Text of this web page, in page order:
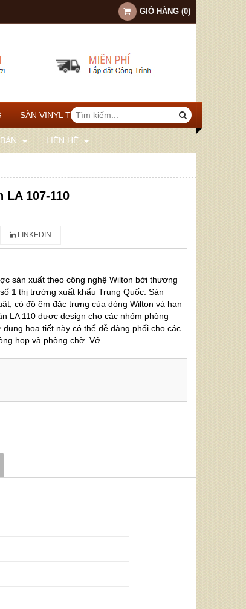
GIỎ HÀNG (0)
SÀN VINYL THỂ THAO
LIÊN HỆ
LA 107-110
LINKEDIN
sản xuất theo công nghệ Wilton bởi thương
1 thị trường xuất khẩu Trung Quốc. Sản
có độ êm đặc trưng của dòng Wilton và hạn
LA 110 được design cho các nhóm phòng
họa tiết này có thể dễ dàng phối cho các
họp và phòng chờ. Vớ